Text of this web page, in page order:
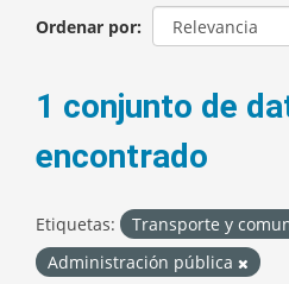
Ordenar por
1 conjunto de
encontrado
Etiquetas:
Transporte y
Administración pública